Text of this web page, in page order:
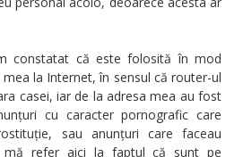
constatat că este folosită în mod
la Internet, în sensul că router-ul
casei, iar de la adresa mea au fost
cu caracter pornografic care
sau anunțuri care faceau
refer aici la faptul că sunt pe